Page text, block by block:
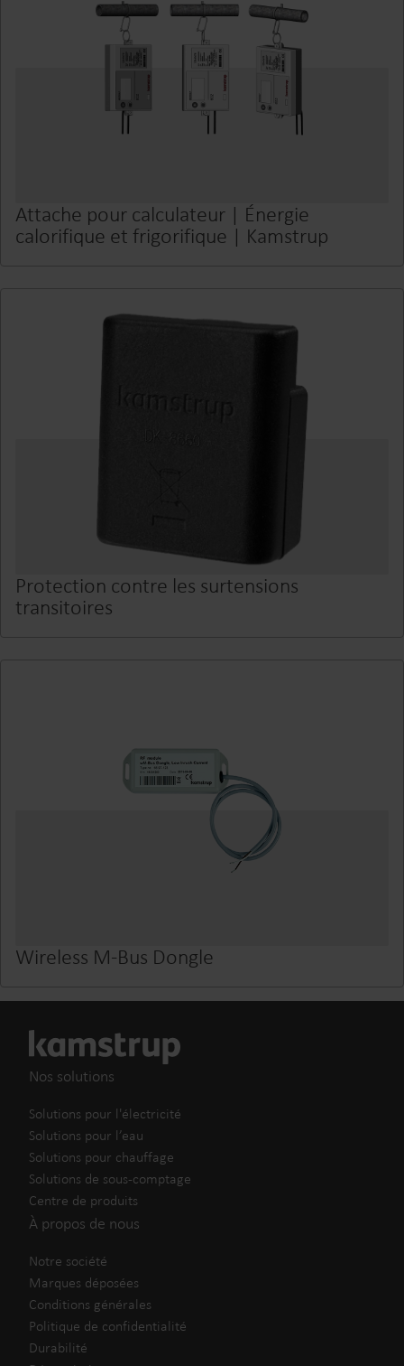
Attache pour calculateur | Énergie
calorifique et frigorifique | Kamstrup
Protection contre les surtensions
transitoires
Wireless M-Bus Dongle
Nos solutions
Solutions pour l'électricité
Solutions pour l’eau
Solutions pour chauffage
Solutions de sous-comptage
Centre de produits
À propos de nous
Notre société
Marques déposées
Conditions générales
Politique de confidentialité
Durabilité